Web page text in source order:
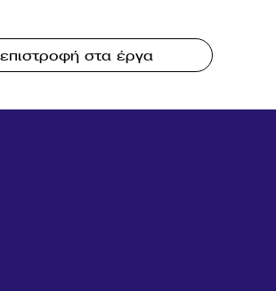
επιστροφή στα έργα